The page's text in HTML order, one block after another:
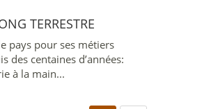
TERRESTRE
pays pour ses métiers
des centaines d’années:
à la main...